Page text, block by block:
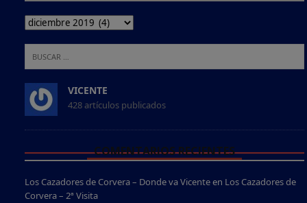
VICENTE
428 artículos publicados
COMENTARIOS RECIENTES
Los Cazadores de Corvera – Donde va Vicenteen Los Cazadores de
Corvera – 2ª Visita